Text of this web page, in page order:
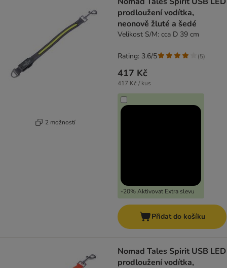
2 možností
prodloužení vodítka,
neonově žluté a šedé
Velikost S/M: cca D 39 cm
417 Kč
417 Kč / kus
-20% Aktivovat Extra slevu
Rating: 3.6/5 (5)
Přidat do košíku
Nomad Tales Spirit USB LED
prodloužení vodítka,